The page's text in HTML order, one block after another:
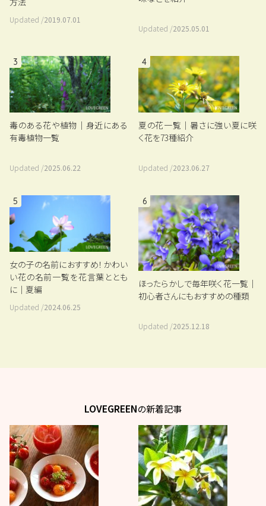
Updated /2019.07.01
Updated /2025.05.01
3
毒のある花や植物｜身近にある
有毒植物一覧
Updated /2025.06.22
4
夏の花一覧｜暑さに強い夏に咲
く花を73種紹介
Updated /2023.06.27
5
女の子の名前におすすめ！かわい
い花の名前一覧を花言葉ととも
に｜夏編
Updated /2024.06.25
6
ほったらかしで毎年咲く花一覧｜
初心者さんにもおすすめの種類
Updated /2025.12.18
LOVEGREENの新着記事